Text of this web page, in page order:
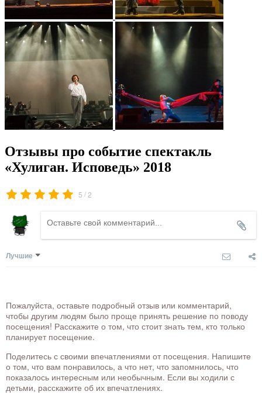
Отзывы про событие спектакль
«Хулиган. Исповедь» 2018
5 /2
Лучшие
Пожалуйста, оставьте подробный отзыв или комментарий,
чтобы другим людям было проще принять решение по поводу
посещения! Расскажите о том, что стоит знать тем, кто только
планирует посещение.
Поделитесь с своими впечатлениями от посещения. Напишите
о том, что вам понравилось, а что нет, что запомнилось, что
показалось интересным или необычным. Если вы ходили с
детьми, расскажите об их впечатлениях.